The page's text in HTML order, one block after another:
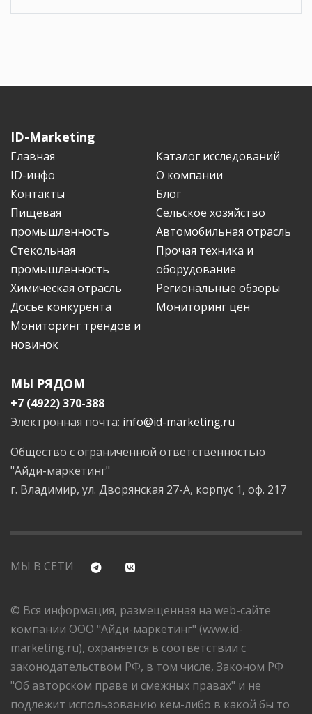
ID-Marketing
Главная
Каталог исследований
ID-инфо
О компании
Контакты
Блог
Пищевая
промышленность
Сельское хозяйство
Автомобильная отрасль
Стекольная
промышленность
Прочая техника и
оборудование
Химическая отрасль
Региональные обзоры
Досье конкурента
Мониторинг цен
Мониторинг трендов и
новинок
МЫ РЯДОМ
+7 (4922) 370-388
Электронная почта: info@id-marketing.ru
Общество с ограниченной ответственностью
"Айди-маркетинг"
г. Владимир, ул. Дворянская 27-А, корпус 1, оф. 217
МЫ В СЕТИ
© Вся информация, размещенная на web-сайте
компании ООО "Айди-маркетинг" (www.id-
marketing.ru), охраняется в соответствии с
законодательством РФ, в том числе, Законом РФ
"Об авторском праве и смежных правах" и не
подлежит использованию кем-либо в какой бы то